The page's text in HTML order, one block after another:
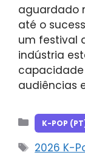
aguardado
até o
um festival
indústria
audiências
K-POP
Tags
2026 K-